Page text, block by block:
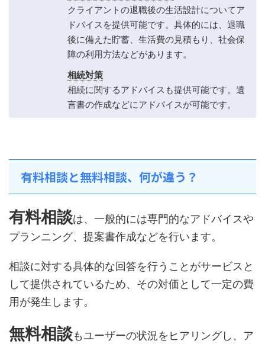
クライアントの退職後の生活設計についてア
ドバイスを提供可能です。具体的には、退職
後に備えた貯蓄、生活費の見積もり、社会保
障の利用方法などがあります。
相続対策
相続に関するアドバイスも提供可能です。遺
言書の作成などにアドバイスが可能です。
有料相談と無料相談、何が違う？
有料相談は、一般的には専門的なアドバイスや
プランニング、提案書作成などを行います。
相談に対する具体的な回答を行うことがサービスと
して提供されているため、その対価として一定の費
用が発生します。
無料相談もユーザーの状況をヒアリングし、ア